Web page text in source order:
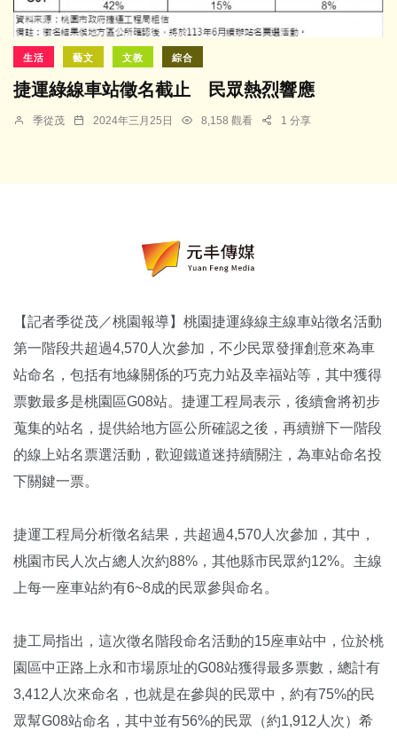
生活 藝文 文教 綜合
捷運綠線車站徵名截止 民眾熱烈響應
季從茂 2024年三月25日 8,158 觀看 1 分享
【記者季從茂／桃園報導】桃園捷運綠線主線車站徵名活動
第一階段共超過4,570人次參加，不少民眾發揮創意來為車
站命名，包括有地緣關係的巧克力站及幸福站等，其中獲得
票數最多是桃園區G08站。捷運工程局表示，後續會將初步
蒐集的站名，提供給地方區公所確認之後，再續辦下一階段
的線上站名票選活動，歡迎鐵道迷持續關注，為車站命名投
下關鍵一票。
捷運工程局分析徵名結果，共超過4,570人次參加，其中，
桃園市民人次占總人次約88%，其他縣市民眾約12%。主線
上每一座車站約有6~8成的民眾參與命名。
捷工局指出，這次徵名階段命名活動的15座車站中，位於桃
園區中正路上永和市場原址的G08站獲得最多票數，總計有
3,412人次來命名，也就是在參與的民眾中，約有75%的民
眾幫G08站命名，其中並有56%的民眾（約1,912人次）希